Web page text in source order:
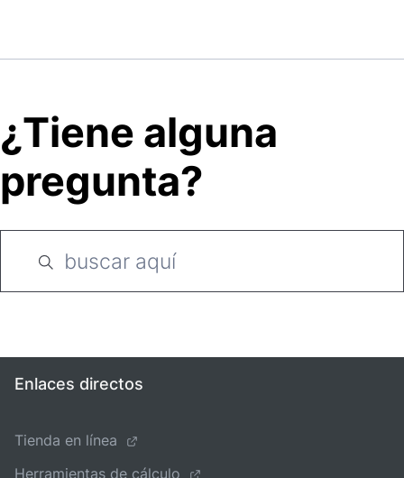
¿Tiene alguna
pregunta?
Enlaces directos
Tienda en línea
Herramientas de cálculo